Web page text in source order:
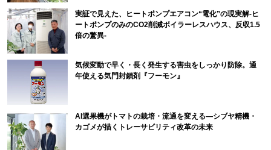
実証で見えた、ヒートポンプエアコン“電化”の現実解-ヒ
ートポンプのみのCO2削減ボイラーレスハウス、反収1.5
倍の驚異-
気候変動で早く・長く発生する害虫をしっかり防除。通
年使える気門封鎖剤『フーモン』
AI選果機がトマトの栽培・流通を変える―シブヤ精機・
カゴメが描くトレーサビリティ改革の未来